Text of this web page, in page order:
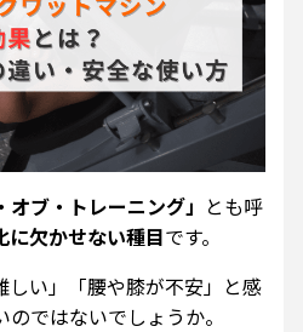
オブ・トレーニング」 とも呼
に欠かせない種目です。
しい」「腰や膝が不安」と感
ではないでしょうか。